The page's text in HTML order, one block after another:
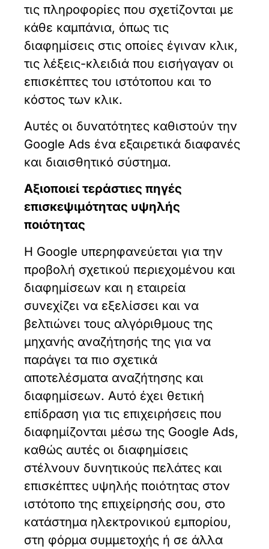
τις πληροφορίες που σχετίζονται με
κάθε καμπάνια, όπως τις
διαφημίσεις στις οποίες έγιναν κλικ,
τις λέξεις-κλειδιά που εισήγαγαν οι
επισκέπτες του ιστότοπου και το
κόστος των κλικ.
Αυτές οι δυνατότητες καθιστούν την
Google Ads ένα εξαιρετικά διαφανές
και διαισθητικό σύστημα.
Αξιοποιεί τεράστιες πηγές
επισκεψιμότητας υψηλής
ποιότητας
Η Google υπερηφανεύεται για την
προβολή σχετικού περιεχομένου και
διαφημίσεων και η εταιρεία
συνεχίζει να εξελίσσει και να
βελτιώνει τους αλγόριθμους της
μηχανής αναζήτησής της για να
παράγει τα πιο σχετικά
αποτελέσματα αναζήτησης και
διαφημίσεων. Αυτό έχει θετική
επίδραση για τις επιχειρήσεις που
διαφημίζονται μέσω της Google Ads,
καθώς αυτές οι διαφημίσεις
στέλνουν δυνητικούς πελάτες και
επισκέπτες υψηλής ποιότητας στον
ιστότοπο της επιχείρησής σου, στο
κατάστημα ηλεκτρονικού εμπορίου,
στη φόρμα συμμετοχής ή σε άλλα